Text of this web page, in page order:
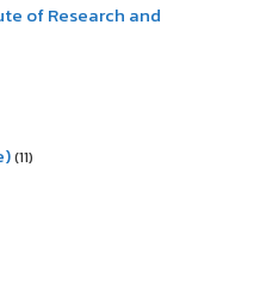
of Research and
(11)